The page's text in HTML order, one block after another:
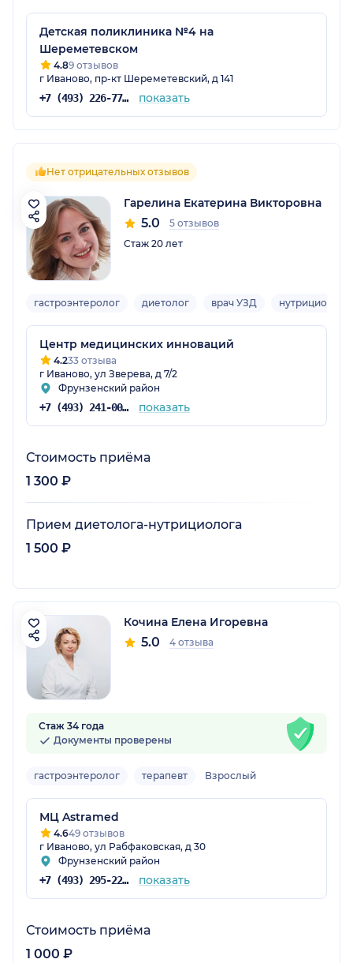
Детская поликлиника №4 на
Шереметевском
4.89 отзывов
г Иваново, пр-кт Шереметевский, д 141
+7 (493) 226-77-62 показать
Нет отрицательных отзывов
Гарелина Екатерина Викторовна
5.0
5 отзывов
Стаж 20 лет
гастроэнтеролог диетолог врач УЗД нутрициолог
Центр медицинских инноваций
4.233 отзыва
г Иваново, ул Зверева, д 7/2
Фрунзенский район
+7 (493) 241-00-88 показать
Стоимость приёма
1 300 ₽
Прием диетолога-нутрициолога
1 500 ₽
Кочина Елена Игоревна
5.0 4 отзыва
Стаж 34 года
Документы проверены
гастроэнтеролог терапевт Взрослый
МЦ Astramed
4.649 отзывов
г Иваново, ул Рабфаковская, д 30
Фрунзенский район
+7 (493) 295-22-95 показать
Стоимость приёма
1 000 ₽